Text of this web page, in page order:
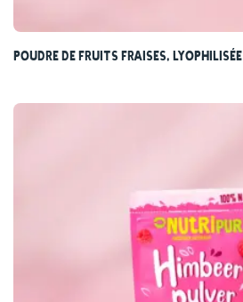
Poudre de fruits fraises, lyophilisée